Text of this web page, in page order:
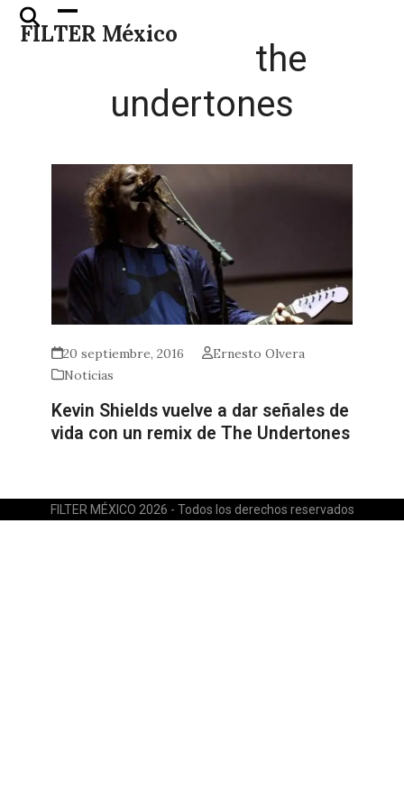
Skip
FILTER México
Open
mobile
Close
mobile
the
undertones
20 septiembre, 2016
Ernesto Olvera
Noticias
Kevin Shields vuelve a dar señales de
vida con un remix de The Undertones
FILTER MÉXICO 2026 - Todos los derechos reservados